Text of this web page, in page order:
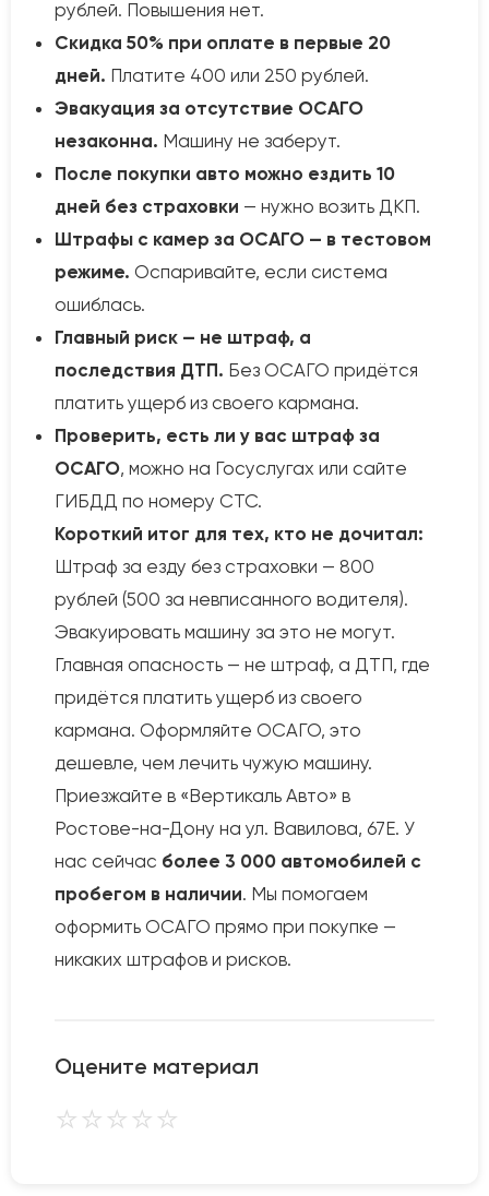
рублей. Повышения нет.
Скидка 50% при оплате в первые 20
дней. Платите 400 или 250 рублей.
Эвакуация за отсутствие ОСАГО
незаконна. Машину не заберут.
После покупки авто можно ездить 10
дней без страховки — нужно возить ДКП.
Штрафы с камер за ОСАГО — в тестовом
режиме. Оспаривайте, если система
ошиблась.
Главный риск — не штраф, а
последствия ДТП. Без ОСАГО придётся
платить ущерб из своего кармана.
Проверить, есть ли у вас штраф за
ОСАГО, можно на Госуслугах или сайте
ГИБДД по номеру СТС.
Короткий итог для тех, кто не дочитал:
Штраф за езду без страховки — 800
рублей (500 за невписанного водителя).
Эвакуировать машину за это не могут.
Главная опасность — не штраф, а ДТП, где
придётся платить ущерб из своего
кармана. Оформляйте ОСАГО, это
дешевле, чем лечить чужую машину.
Приезжайте в «Вертикаль Авто» в
Ростове-на-Дону на ул. Вавилова, 67Е. У
нас сейчас более 3 000 автомобилей с
пробегом в наличии. Мы помогаем
оформить ОСАГО прямо при покупке —
никаких штрафов и рисков.
Оцените материал
⭐⭐⭐⭐⭐